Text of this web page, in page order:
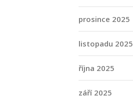
prosince 2025
listopadu 2025
října 2025
září 2025